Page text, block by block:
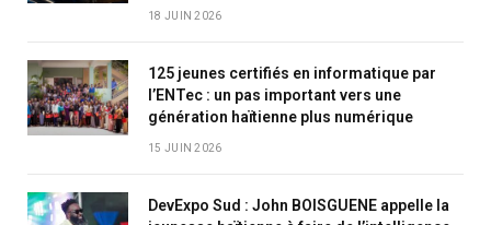
18 JUIN 2026
125 jeunes certifiés en informatique par
l’ENTec : un pas important vers une
génération haïtienne plus numérique
15 JUIN 2026
DevExpo Sud : John BOISGUENE appelle la